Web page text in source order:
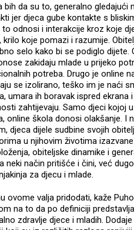
bih da su to, generalno
jer djeca gube kontakte s
to odnosi i interakcije kroz koje
krilo koje pomazi i razumije.
selo kako bi se podiglo
zakidaju mlade u prijeko
potreba. Drugo je online
se izolirano, teško im je naći
umara ih boravak ispred
zahtijevaju. Samo djeci kojoj
online škola donosi olakšanje. I
djeca dijele sudbine svojih
u njihovim životima
obiteljske dinamike i
neki način pritišće i čini, već
za djecu i mlade.
ovome valja pridodati, kaže
na to da po definiciji
zdravlje djece i mladih.